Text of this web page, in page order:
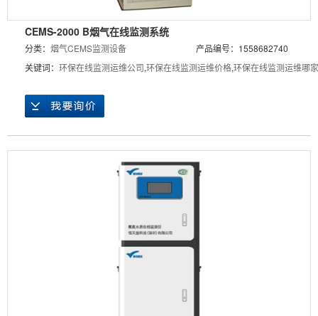
CEMS-2000 B烟气在线监测系统
分类： 烟气CEMS监测设备
产品编号：1558682740
关键词： 环保在线监测运维公司,环保在线监测运维价格,环保在线监测运维哪